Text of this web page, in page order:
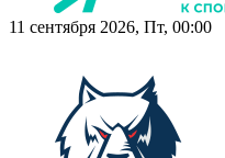
11 сентября 2026, Пт, 00:00